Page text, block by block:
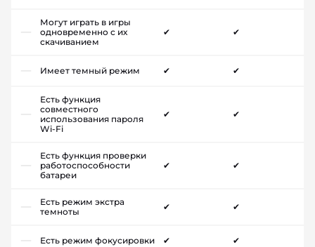
Могут играть в игры
одновременно с их
скачиванием
✔ ✔
Имеет темный режим ✔ ✔
Есть функция
совместного
использования пароля
Wi-Fi
✔ ✔
Есть функция проверки
работоспособности
батареи
✔ ✔
Есть режим экстра
темноты
✔ ✔
Есть режим фокусировки ✔ ✔